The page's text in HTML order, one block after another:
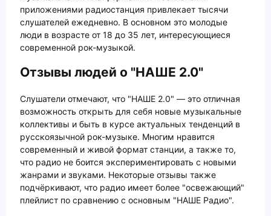
приложениями радиостанция привлекает тысячи
слушателей ежедневно. В основном это молодые
люди в возрасте от 18 до 35 лет, интересующиеся
современной рок-музыкой.
Отзывы людей о "НАШЕ 2.0"
Слушатели отмечают, что "НАШЕ 2.0" — это отличная
возможность открыть для себя новые музыкальные
коллективы и быть в курсе актуальных тенденций в
русскоязычной рок-музыке. Многим нравится
современный и живой формат станции, а также то,
что радио не боится экспериментировать с новыми
жанрами и звуками. Некоторые отзывы также
подчёркивают, что радио имеет более "освежающий"
плейлист по сравнению с основным "НАШЕ Радио".